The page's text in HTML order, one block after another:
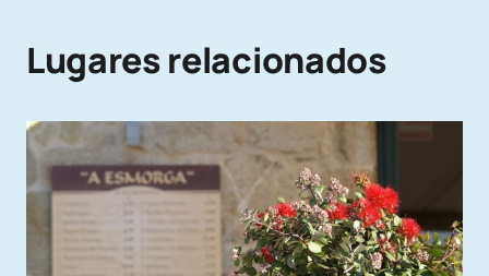
Lugares relacionados